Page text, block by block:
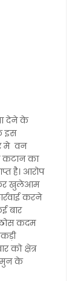
देने के
इस
मे वन
कटान का
है। आरोप
खुलेआम
करने
बार
ठोस कदम
को क्षेत्र
के